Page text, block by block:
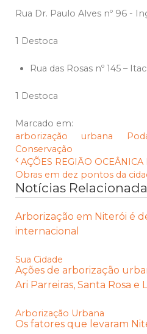
Rua Dr. Paulo Alves nº 96 -
1 Destoca
Rua das Rosas nº 145 –
1 Destoca
Marcado em:
arborização urbana
Conservação
AÇÕES REGIÃO OCEÂNICA
Obras em dez pontos da
Notícias
Arborização em Niterói é
internacional
Sua Cidade
Ações de arborização
Ari Parreiras, Santa Rosa e
Arborização Urbana
Os fatores que levaram